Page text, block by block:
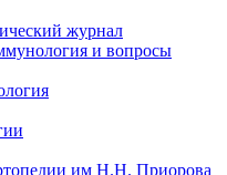
журнал
и вопросы
им Н.Н. Приорова